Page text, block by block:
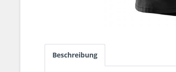
Beschreibung